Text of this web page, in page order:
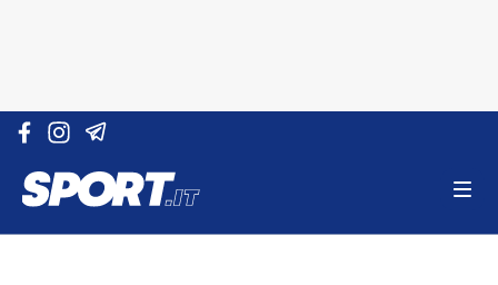
Vai al contenuto